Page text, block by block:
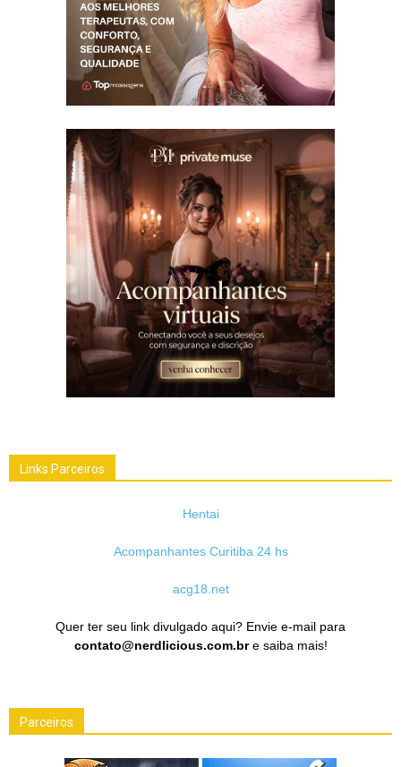
Links Parceiros
Hentai
Acompanhantes Curitiba 24 hs
acg18.net
Quer ter seu link divulgado aqui? Envie e-mail para
contato@nerdlicious.com.bre saiba mais!
Parceiros